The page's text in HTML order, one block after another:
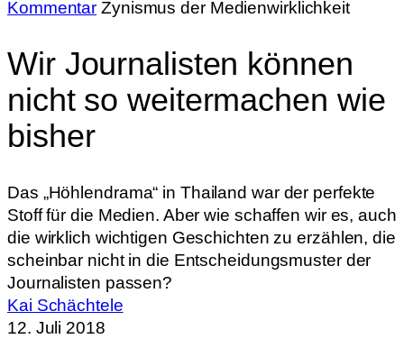
Kommentar Zynismus der Medienwirklichkeit
Wir Journalisten können
nicht so weitermachen wie
bisher
Das „Höhlendrama“ in Thailand war der perfekte
Stoff für die Medien. Aber wie schaffen wir es, auch
die wirklich wichtigen Geschichten zu erzählen, die
scheinbar nicht in die Entscheidungsmuster der
Journalisten passen?
Kai Schächtele
12. Juli 2018